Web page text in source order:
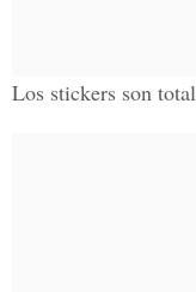
Los stickers son